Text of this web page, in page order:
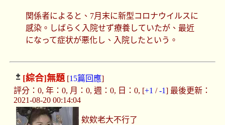
関係者によると、7月末に新型コロナウイルスに
感染。しばらく入院せず療養していたが、最近
になって症状が悪化し、入院したという。
[綜合]無題[15篇回應]
評分：0, 年：0, 月：0, 週：0, 日：0, [+1 /-1] 最後更新：
2021-08-20 00:14:04
欸欸老大不行了